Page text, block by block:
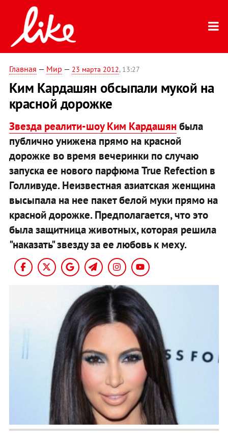
Главная — Мир — 23 марта 2012, 13:27
Ким Кардашян обсыпали мукой на
красной дорожке
Звезда реалити-шоу Ким Кардашян была
публично унижена прямо на красной
дорожке во время вечеринки по случаю
запуска ее нового парфюма True Refection в
Голливуде. Неизвестная азиатская женщина
высыпала на нее пакет белой муки прямо на
красной дорожке. Предполагается, что это
была защитница животных, которая решила
"наказать" звезду за ее любовь к меху.